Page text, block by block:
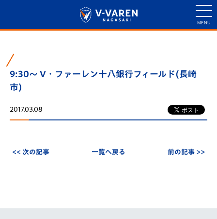
9:30～ V・ファーレン十八銀行フィールド(長崎
市)
2017.03.08
<< 次の記事 一覧へ戻る 前の記事 >>